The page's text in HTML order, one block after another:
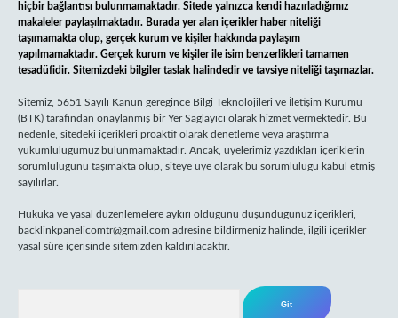
hiçbir bağlantısı bulunmamaktadır. Sitede yalnızca kendi hazırladığımız
makaleler paylaşılmaktadır. Burada yer alan içerikler haber niteliği
taşımamakta olup, gerçek kurum ve kişiler hakkında paylaşım
yapılmamaktadır. Gerçek kurum ve kişiler ile isim benzerlikleri tamamen
tesadüfidir. Sitemizdeki bilgiler taslak halindedir ve tavsiye niteliği taşımazlar.
Sitemiz, 5651 Sayılı Kanun gereğince Bilgi Teknolojileri ve İletişim Kurumu
(BTK) tarafından onaylanmış bir Yer Sağlayıcı olarak hizmet vermektedir. Bu
nedenle, sitedeki içerikleri proaktif olarak denetleme veya araştırma
yükümlülüğümüz bulunmamaktadır. Ancak, üyelerimiz yazdıkları içeriklerin
sorumluluğunu taşımakta olup, siteye üye olarak bu sorumluluğu kabul etmiş
sayılırlar.
Hukuka ve yasal düzenlemelere aykırı olduğunu düşündüğünüz içerikleri,
backlinkpanelicomtr@gmail.com adresine bildirmeniz halinde, ilgili içerikler
yasal süre içerisinde sitemizden kaldırılacaktır.